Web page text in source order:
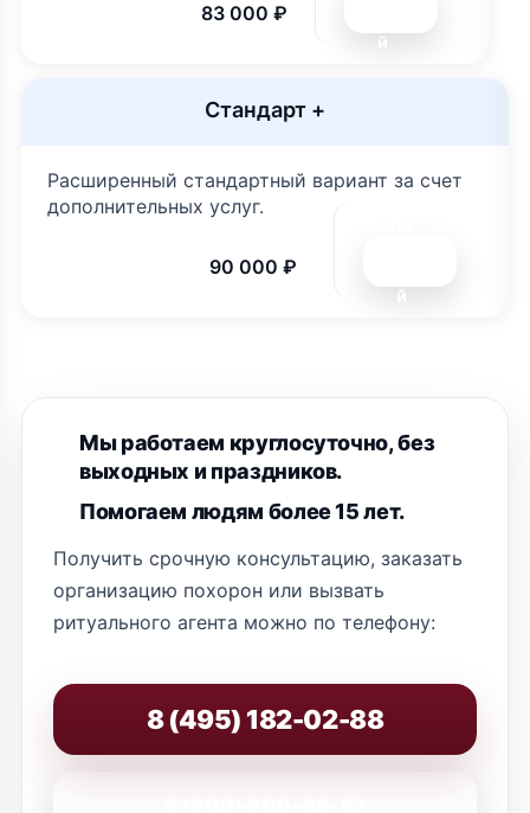
83 000 ₽
й
Стандарт +
Расширенный стандартный вариант за счет
дополнительных услуг.
90 000 ₽
й
Мы работаем круглосуточно, без
выходных и праздников.
Помогаем людям более 15 лет.
Получить срочную консультацию, заказать
организацию похорон или вызвать
ритуального агента можно по телефону:
8 (495) 182-02-88